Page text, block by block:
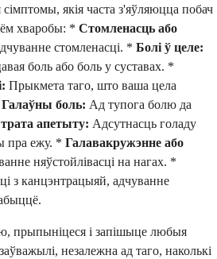
якія часта з'яўляюцца побач
хваробы: * Стомленасць або
стомленасці. * Болі ў целе:
боль або боль у суставах. *
Прыкмета таго, што ваша цела
Галаўны боль: Ад тупога болю да
апетыту: Адсутнасць голаду
пра ежу. * Галавакружэнне або
няўстойлівасці на нагах. *
з канцэнтрацыяй, адчуванне
прыпыніцеся і запішыце любыя
незалежна ад таго, наколькі